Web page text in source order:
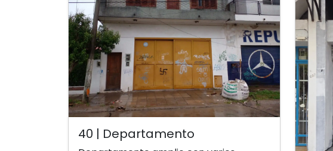
40 | Departamento